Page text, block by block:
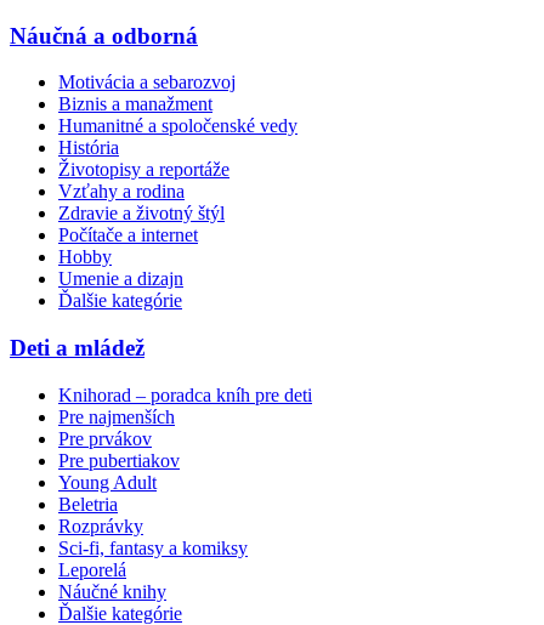
Náučná a odborná
Motivácia a sebarozvoj
Biznis a manažment
Humanitné a spoločenské vedy
História
Životopisy a reportáže
Vzťahy a rodina
Zdravie a životný štýl
Počítače a internet
Hobby
Umenie a dizajn
Ďalšie kategórie
Deti a mládež
Knihorad – poradca kníh pre deti
Pre najmenších
Pre prvákov
Pre pubertiakov
Young Adult
Beletria
Rozprávky
Sci-fi, fantasy a komiksy
Leporelá
Náučné knihy
Ďalšie kategórie